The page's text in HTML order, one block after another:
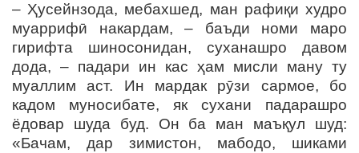
– Ҳусейнзода, мебахшед, ман рафиқи худро
муаррифӣ накардам, – баъди номи маро
гирифта шиносонидан, суханашро давом
дода, – падари ин кас ҳам мисли ману ту
муаллим аст. Ин мардак рӯзи сармое, бо
кадом муносибате, як сухани падарашро
ёдовар шуда буд. Он ба ман маъқул шуд:
«Бачам, дар зимистон, мабодо, шиками